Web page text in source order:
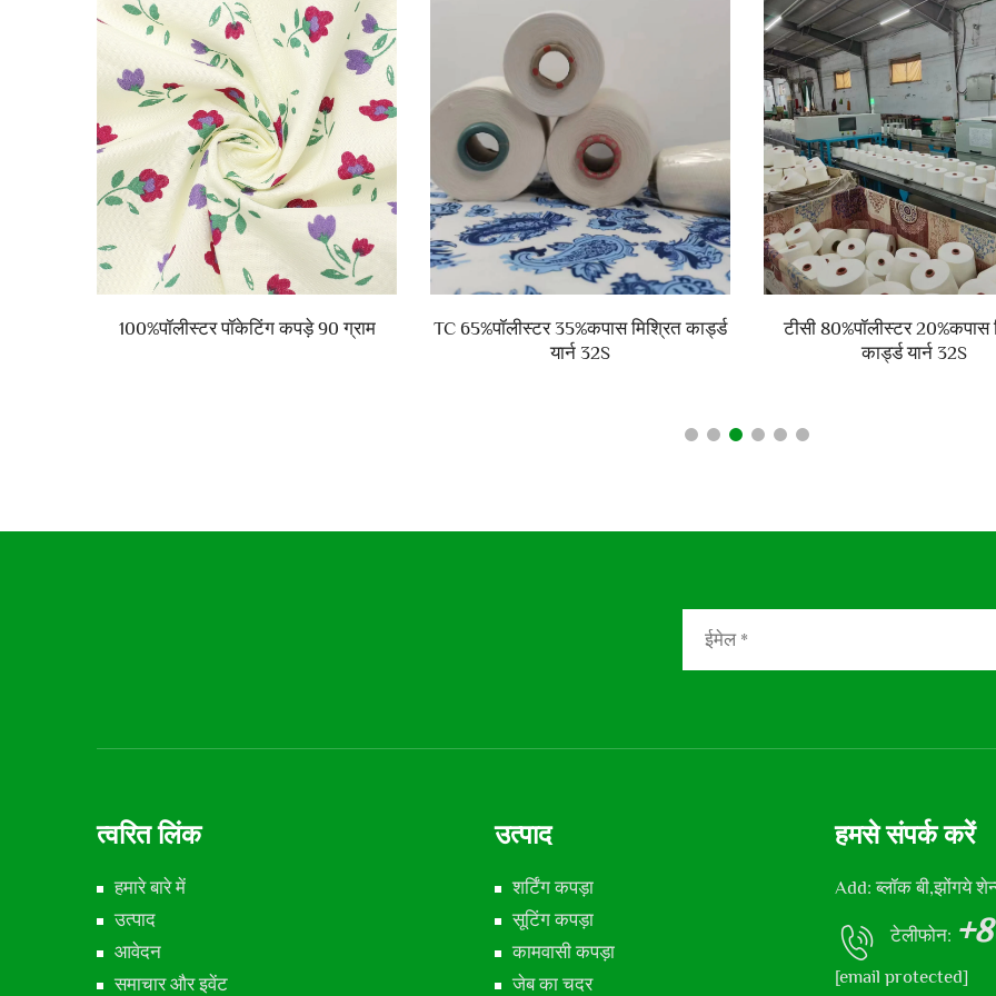
100%पॉलीस्टर पॉकेटिंग कपड़े 90 ग्राम
TC 65%पॉलीस्टर 35%कपास मिश्रित कार्ड्ड
यार्न 32S
टीसी 80%पॉलीस्टर 20%कपास
कार्ड्ड यार्न 32S
त्वरित लिंक
हमारे बारे में
उत्पाद
आवेदन
समाचार और इवेंट
उत्पाद
शर्टिंग कपड़ा
सूटिंग कपड़ा
कामवासी कपड़ा
जेब का चदर
हमसे संपर्क करें
Add: ब्लॉक बी,झोंगये
टेलीफोन:
[email protected]